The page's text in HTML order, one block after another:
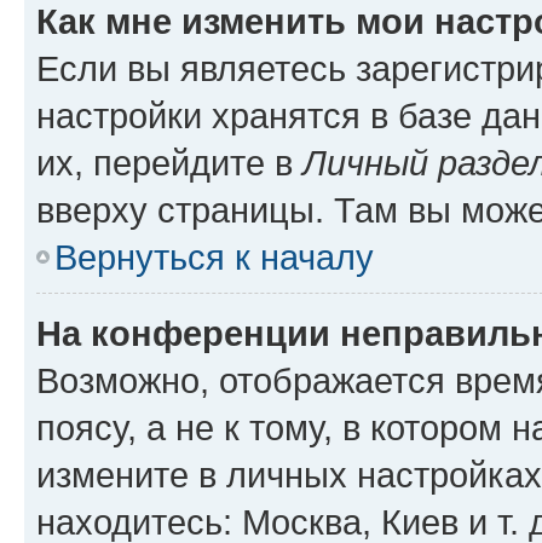
Как мне изменить мои
Если вы являетесь
настройки хранятся в базе
их, перейдите вЛичный
вверху страницы. Там вы
Вернуться к началу
На конференции
Возможно, отображается
поясу, а не к тому, в котором
измените в личных
находитесь: Москва, Киев и т.